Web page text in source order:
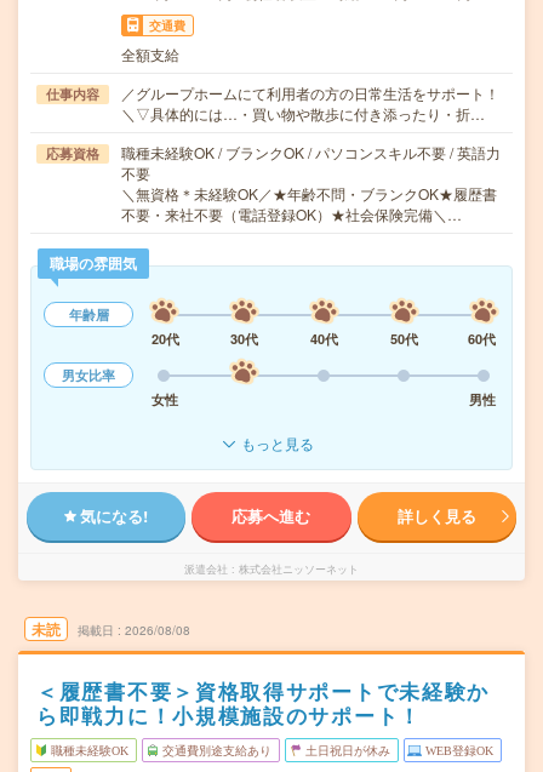
交通費
全額支給
仕事内容
／グループホームにて利用者の方の日常生活をサポート！
＼▽具体的には…・買い物や散歩に付き添ったり・折…
応募資格
職種未経験OK / ブランクOK / パソコンスキル不要 / 英語力
不要
＼無資格＊未経験OK／★年齢不問・ブランクOK★履歴書
不要・来社不要（電話登録OK）★社会保険完備＼…
職場の雰囲気
年齢層
20代
30代 40代 50代
60代
男女比率
女性
男性
もっと見る
気になる! 応募へ進む 詳しく見る
派遣会社 株式会社ニッソーネット
未読 掲載日 2026/08/08
＜履歴書不要＞資格取得サポートで未経験か
ら即戦力に！小規模施設のサポート！
職種未経験OK 交通費別途支給あり 土日祝日が休み WEB登録OK